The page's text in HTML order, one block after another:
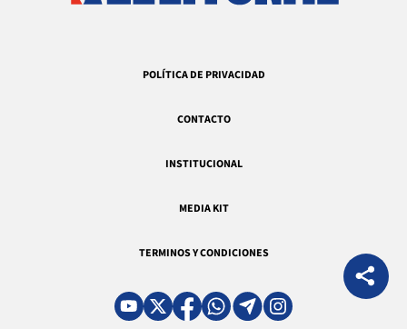
POLÍTICA DE PRIVACIDAD
CONTACTO
INSTITUCIONAL
MEDIA KIT
TERMINOS Y CONDICIONES